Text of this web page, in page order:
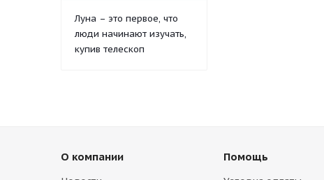
Луна – это первое, что
люди начинают изучать,
купив телескоп
О компании Помощь